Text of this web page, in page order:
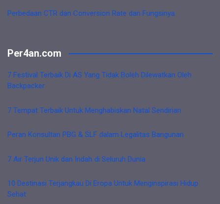
Perbedaan CTR dan Conversion Rate dan Fungsinya
Per4an.com
7 Festival Terbaik Di AS Yang Tidak Boleh Dilewatkan Oleh
Backpacker
7 Tempat Terbaik Untuk Menghabiskan Natal Sendirian
Peran Konsultan PBG & SLF dalam Legalitas Bangunan
7 Air Terjun Unik dan Indah di Seluruh Dunia
10 Destinasi Terjangkau Di Eropa Untuk Menginspirasi Hidup
Sehat